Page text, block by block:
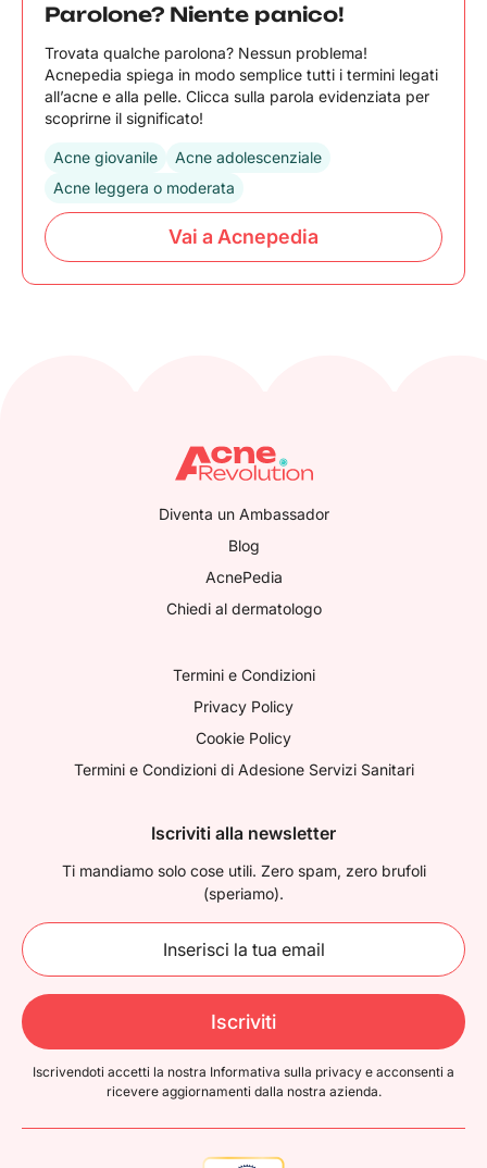
Parolone? Niente panico!
Trovata qualche parolona? Nessun problema!
Acnepedia spiega in modo semplice tutti i termini legati
all’acne e alla pelle. Clicca sulla parola evidenziata per
scoprirne il significato!
Acne giovanile
Acne adolescenziale
Acne leggera o moderata
Vai a Acnepedia
Diventa un Ambassador
Blog
AcnePedia
Chiedi al dermatologo
Termini e Condizioni
Privacy Policy
Cookie Policy
Termini e Condizioni di Adesione Servizi Sanitari
Iscriviti alla newsletter
Ti mandiamo solo cose utili. Zero spam, zero brufoli
(speriamo).
Iscriviti
Iscrivendoti accetti la nostra Informativa sulla privacy e acconsenti a
ricevere aggiornamenti dalla nostra azienda.